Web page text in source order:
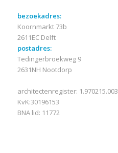
bezoekadres:
Koornmarkt 73b
2611EC Delft
postadres:
Tedingerbroekweg 9
2631NH Nootdorp
architectenregister: 1.970215.003
KvK:30196153
BNA lid: 11772